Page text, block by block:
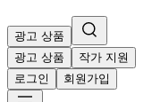
광고 상품
광고 상품
작가 지원
로그인
회원가입